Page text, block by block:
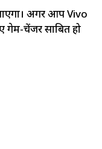
अगर आप Vivo
चेंजर साबित हो